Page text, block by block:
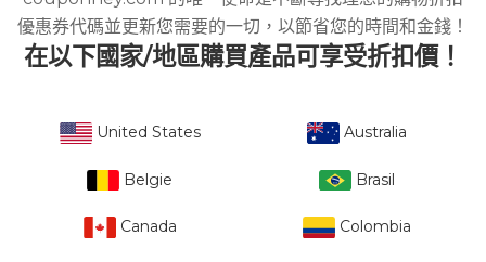
優惠券代碼並更新您需要的一切，以節省您的時間和金錢！
在以下國家/地區購買產品可享受折扣價！
United States Australia
Belgie Brasil
Canada Colombia